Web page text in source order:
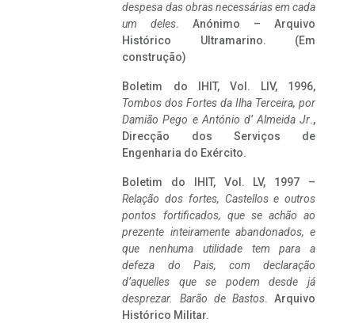
despesa das obras necessárias em cada
um deles. Anónimo – Arquivo
Histórico Ultramarino. (Em
construção)
Boletim do IHIT, Vol. LIV, 1996,
Tombos dos Fortes da Ilha Terceira, por
Damião Pego e António d’ Almeida Jr.,
Direcção dos Serviços de
Engenharia do Exército.
Boletim do IHIT, Vol. LV, 1997 –
Relação dos fortes, Castellos e outros
pontos fortificados, que se achão ao
prezente inteiramente abandonados, e
que nenhuma utilidade tem para a
defeza do Pais, com declaração
d’aquelles que se podem desde já
desprezar. Barão de Bastos. Arquivo
Histórico Militar.